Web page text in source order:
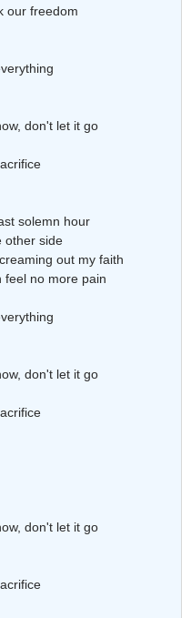
our freedom
don't let it go
solemn hour
other side
out my faith
feel no more pain
don't let it go
don't let it go